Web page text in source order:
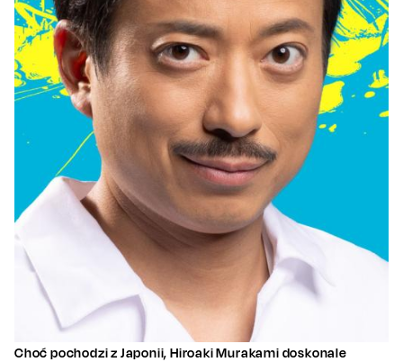
Choć pochodzi z Japonii, Hiroaki Murakami doskonale